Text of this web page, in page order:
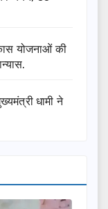
योजनाओं की
धामी ने